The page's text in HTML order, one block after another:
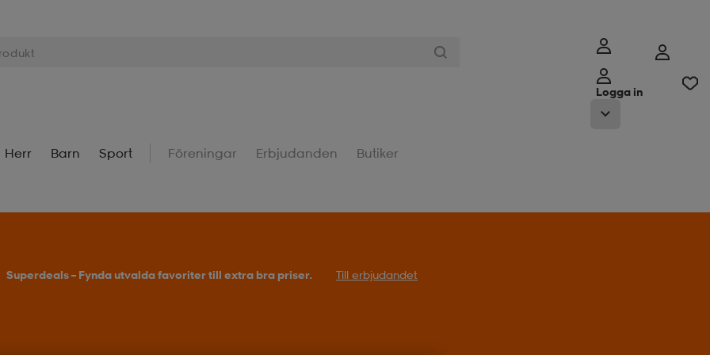
Logga in
Herr Barn Sport Föreningar Erbjudanden Butiker
Superdeals – Fynda utvalda favoriter till extra bra priser. Till erbjudandet